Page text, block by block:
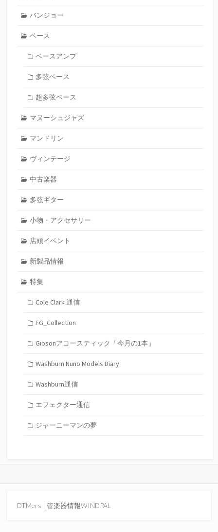
バンジョー
ベース
ベースアンプ
多弦ベース
超多弦ベース
マヌーシュジャズ
マンドリン
ヴィンテージ
中古楽器
多弦ギター
小物・アクセサリー
店頭イベント
新製品情報
特集
Cole Clark 通信
FG_Collection
Gibsonアコースティック「今月の1本」
Washburn Nuno Models Diary
Washburn通信
エフェクター通信
ジャーニーマンの夢
DTMers | 管楽器情報WINDPAL